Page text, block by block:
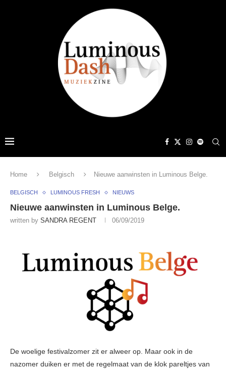
Home Belgisch Nieuwe aanwinsten in Luminous Belge.
BELGISCH LUMINOUS FRESH NIEUWS
Nieuwe aanwinsten in Luminous Belge.
written by SANDRA REGENT 06/09/2019
De woelige festivalzomer zit er alweer op. Maar ook in de
nazomer duiken er met de regelmaat van de klok pareltjes van